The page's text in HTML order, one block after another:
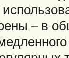
– в